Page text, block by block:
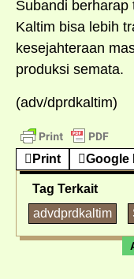
Subandi berharap
Kaltim bisa lebih
kesejahteraan
produksi semata.
(adv/dprdkaltim)
Print Google
Tag Terkait
advdprdkaltim